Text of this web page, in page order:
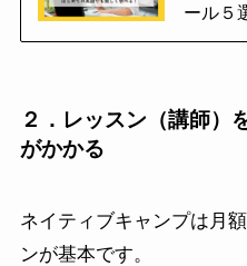
ール５
２． レッスン（講師）
がかかる
ネイティブキャンプは月
ンが基本です。